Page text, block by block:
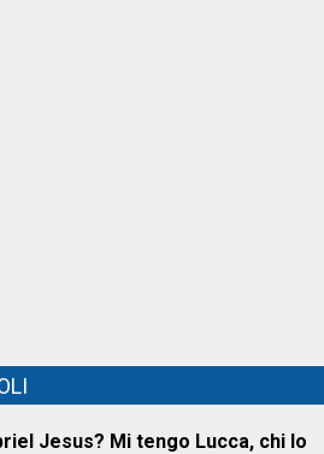
Jesus? Mi tengo Lucca, chi lo